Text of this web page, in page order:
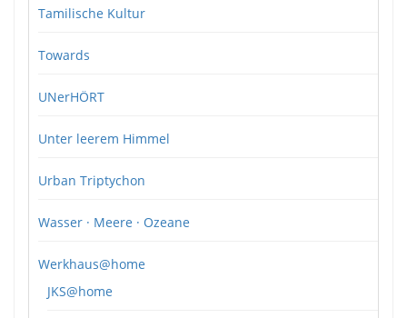
Tamilische Kultur
Towards
UNerHÖRT
Unter leerem Himmel
Urban Triptychon
Wasser · Meere · Ozeane
Werkhaus@home
JKS@home